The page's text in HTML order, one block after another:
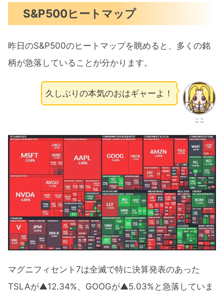
S&P500ヒートマップ
昨日のS&P500のヒートマップを眺めると、多くの銘
柄が急落していることが分かります。
ここ
久しぶりの本気のおはギャーよ！
マグニフィセント7は全滅で特に決算発表のあった
TSLAが▲12.34%、GOOGが▲5.03%と急落していま